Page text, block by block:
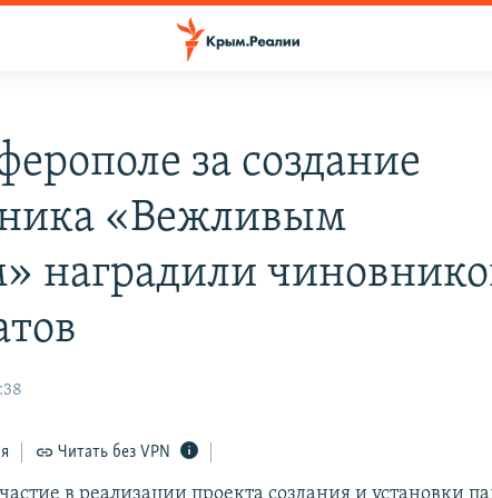
за создание
«Вежливым
наградили
Читать без VPN